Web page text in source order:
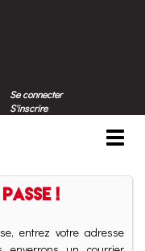
Se connecter
S'inscrire
!
entrez votre adresse